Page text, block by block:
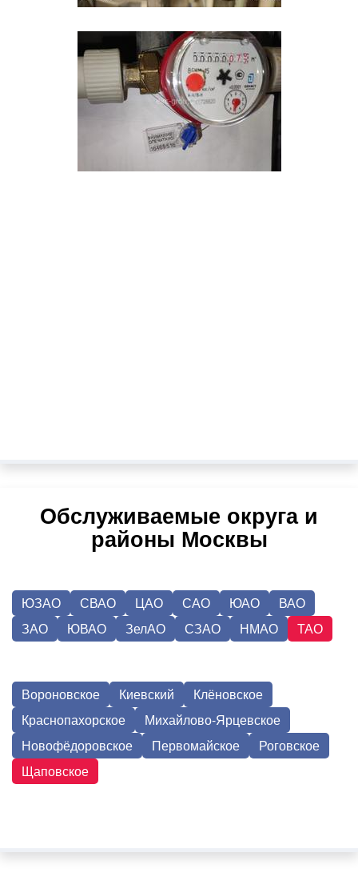
Обслуживаемые округа и
районы Москвы
ЮЗАО СВАО ЦАО САО ЮАО
ВАО
ЗАО
ЮВАО ЗелАО СЗАО НМАО ТАО
Вороновское Киевский
Клёновское
Краснопахорское
Михайлово-Ярцевское
Новофёдоровское
Первомайское
Роговское
Щаповское